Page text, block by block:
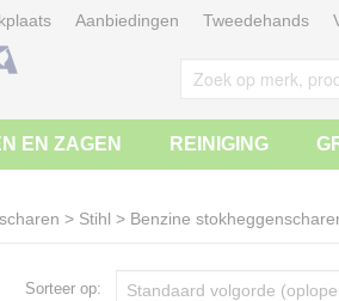
Aanbiedingen Tweedehands
EN ZAGEN REINIGING
> Stihl > Benzine
Sorteer op: